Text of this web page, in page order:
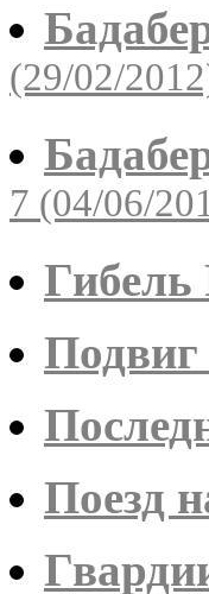
(29/02/
7 (04/06/
Подвиг
Поезд